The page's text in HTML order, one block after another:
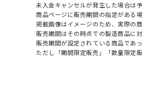
未入金キャンセルが発生した場合は
商品ページに販売期間の指定がある
掲載画像はイメージのため、実際の
販売期間はその時点での製造商品に
販売期間が設定されている商品であ
ただし「期間限定販売」「数量限定